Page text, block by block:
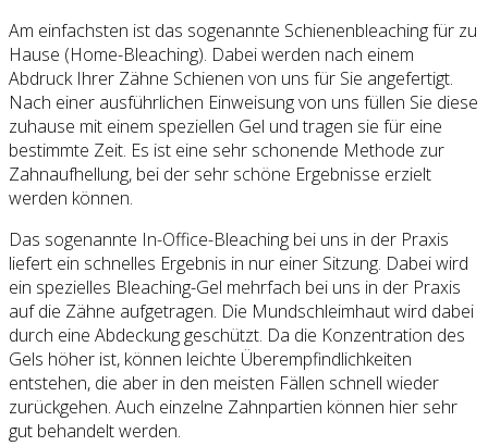
Am einfachsten ist das sogenannte Schienenbleaching für zu
Hause (Home-Bleaching). Dabei werden nach einem
Abdruck Ihrer Zähne Schienen von uns für Sie angefertigt.
Nach einer ausführlichen Einweisung von uns füllen Sie diese
zuhause mit einem speziellen Gel und tragen sie für eine
bestimmte Zeit. Es ist eine sehr schonende Methode zur
Zahnaufhellung, bei der sehr schöne Ergebnisse erzielt
werden können.
Das sogenannte In-Office-Bleaching bei uns in der Praxis
liefert ein schnelles Ergebnis in nur einer Sitzung. Dabei wird
ein spezielles Bleaching-Gel mehrfach bei uns in der Praxis
auf die Zähne aufgetragen. Die Mundschleimhaut wird dabei
durch eine Abdeckung geschützt. Da die Konzentration des
Gels höher ist, können leichte Überempfindlichkeiten
entstehen, die aber in den meisten Fällen schnell wieder
zurückgehen. Auch einzelne Zahnpartien können hier sehr
gut behandelt werden.